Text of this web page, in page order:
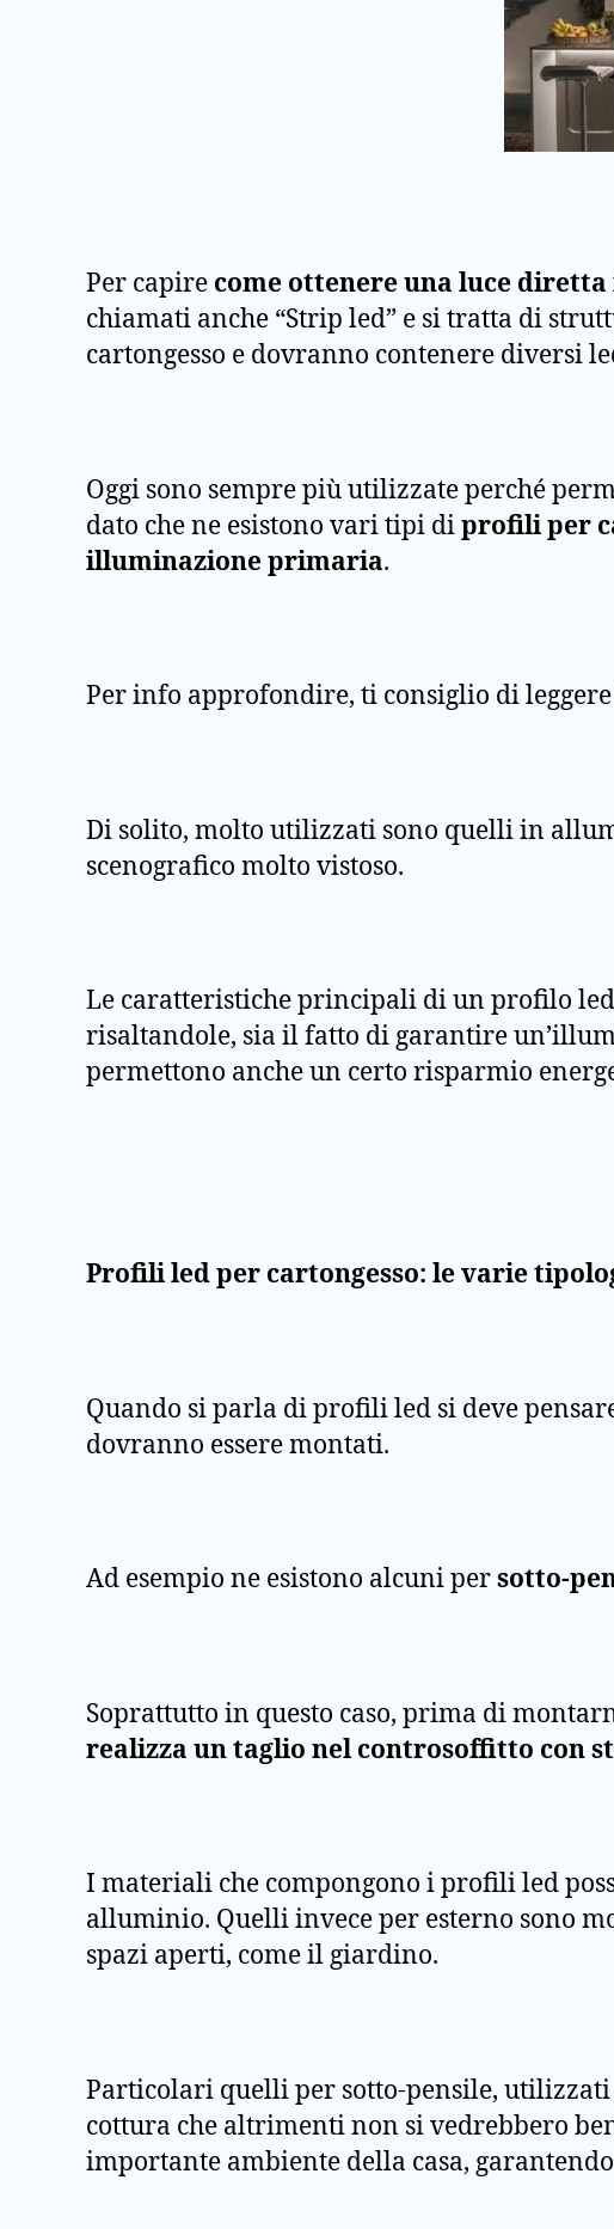
Per capire come ottenere una luce
chiamati anche “Strip led” e si tratta di
cartongesso e dovranno contenere diversi
Oggi sono sempre più utilizzate perché
dato che ne esistono vari tipi diprofili per
illuminazione primaria.
Per info approfondire, ti consiglio di
Di solito, molto utilizzati sono quelli in
scenografico molto vistoso.
Le caratteristiche principali di un profilo
risaltandole, sia il fatto di garantire
permettono anche un certo risparmio
Profili led per cartongesso: le varie
Quando si parla di profili led si deve
dovranno essere montati.
Ad esempio ne esistono alcuni persotto-
Soprattutto in questo caso, prima di
realizza un taglio nel controsoffitto con
I materiali che compongono i profili led
alluminio. Quelli invece per esterno sono
spazi aperti, come il giardino.
Particolari quelli per sotto-pensile,
cottura che altrimenti non si vedrebbero
importante ambiente della casa,